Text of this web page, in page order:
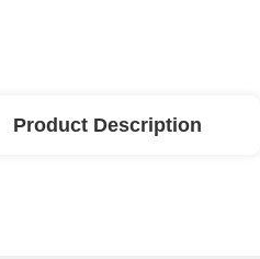
Product Description